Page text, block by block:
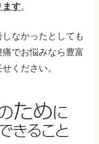
ます。
なかったとしても
でお悩みなら豊富
ください。